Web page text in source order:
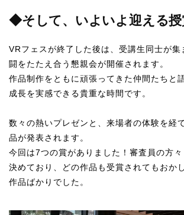
◆そして、いよいよ迎える授
VRフェスが終了した後は、受講生同士が集
闘をたたえ合う懇親会が開催されます。
作品制作をともに頑張ってきた仲間たちと
成長を実感できる貴重な時間です。
数々の熱いプレゼンと、来場者の体験を経
品が発表されます。
今回は7つの賞がありました！審査員の方
決めており、どの作品も受賞されてもおか
作品ばかりでした。